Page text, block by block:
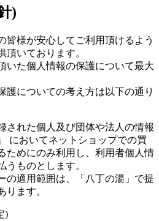
)
皆様が安心してご利用頂けるよう
頂いております。
いた個人情報の保護について最大
護についての考え方は以下の通り
された個人及び団体や法人の情報
においてネットショップでの買
ためにのみ利用し、利用者個人情
うものとします。
の適用範囲は、「八丁の湯」で提
ります。
)